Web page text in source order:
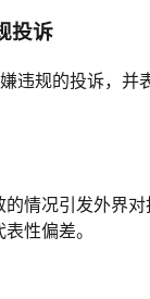
投诉
违规的投诉，
情况引发外界
性偏差。